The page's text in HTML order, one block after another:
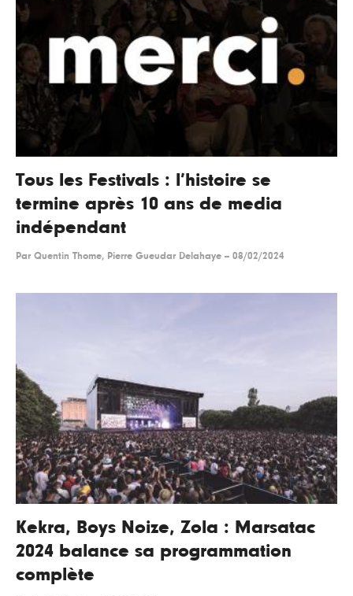
Tous les Festivals : l’histoire se
termine après 10 ans de media
indépendant
Par Quentin Thome, Pierre Gueudar Delahaye -- 08/02/2024
Kekra, Boys Noize, Zola : Marsatac
2024 balance sa programmation
complète